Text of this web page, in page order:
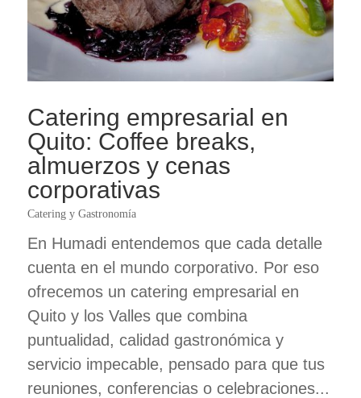
Catering empresarial en
Quito: Coffee breaks,
almuerzos y cenas
corporativas
Catering y Gastronomía
En Humadi entendemos que cada detalle
cuenta en el mundo corporativo. Por eso
ofrecemos un catering empresarial en
Quito y los Valles que combina
puntualidad, calidad gastronómica y
servicio impecable, pensado para que tus
reuniones, conferencias o celebraciones...